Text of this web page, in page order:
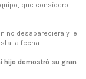
que considero
no desapareciera y le
la fecha.
hijo demostró su gran